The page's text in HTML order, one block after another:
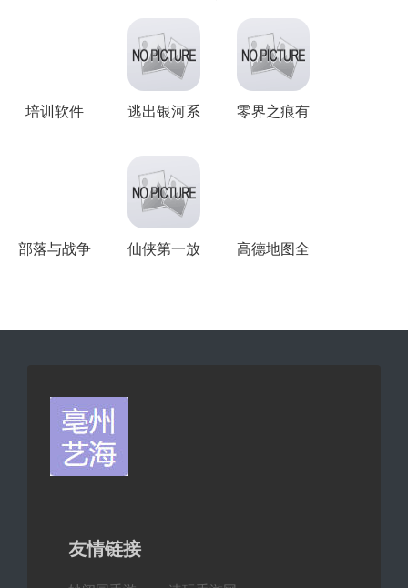
培训软件
逃出银河系
零界之痕有
部落与战争
仙侠第一放
高德地图全
友情链接